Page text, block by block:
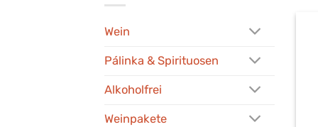
Wein
Pálinka & Spirituosen
Alkoholfrei
Weinpakete